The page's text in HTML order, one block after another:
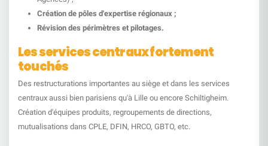
Création de pôles d'expertise régionaux ;
Révision des périmètres et pilotages.
Les services centraux fortement
touchés
Des restructurations importantes au siège et dans les services
centraux aussi bien parisiens qu'à Lille ou encore Schiltigheim.
Création d'équipes produits, regroupements de directions,
mutualisations dans CPLE, DFIN, HRCO, GBTO, etc.